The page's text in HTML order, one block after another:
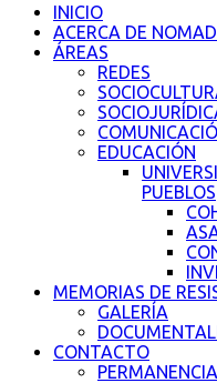
INICIO
ACERCA DE
ÁREAS
REDES
EDUCACIÓN
PUEBLOS
MEMORIAS DE
GALERÍA
CONTACTO